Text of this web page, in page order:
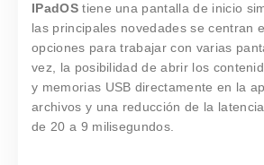
IPadOStiene una pantalla de inicio
las principales novedades se centran
opciones para trabajar con varias
vez, la posibilidad de abrir los
y memorias USB directamente en la
archivos y una reducción de la
de 20 a 9 milisegundos.